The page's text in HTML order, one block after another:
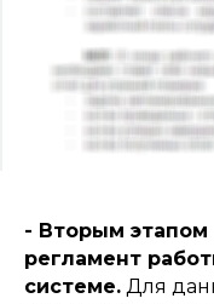
- Вторым
регламент
системе. Для